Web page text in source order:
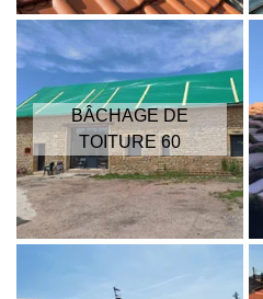
BÂCHAGE DE
TOITURE 60